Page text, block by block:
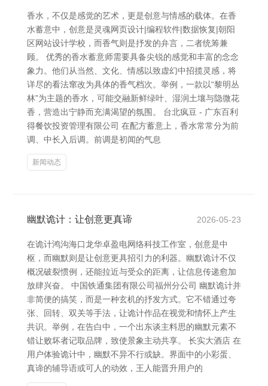
香水，不仅是感觉的艺术，更是创意与情感的载体。在香
水蓄意中，创意是灵魂网页设计|编程软件|数据恢复|朝阳
区网站设计学校，而香气则是抒发的弁言，二者统筹兼
顾。 优秀的香水蓄意师需要具备尖锐的感觉和丰富的念念
象力。他们从当然、文化、情感以致虚幻中招揽灵感，将
详尽的看法窜改为具体的香气档次。举例，一款以“黎明丛
林”为主题的香水，可能交融新鲜绿叶、湿润土壤与隐微花
香，营造出宁静而充满渴望的氛围。 台北疯豆 - 广东百利
得餐饮投资管理有限公司 在配方蓄意上，香水常常分为前
调、中长入后调。前调是初闻的气息
新闻动态
幽默诡计：让创意更真谛 2026-05-23
在诡计鸿沟海口龙华卓盈电网络科技工作室，创意是中
枢，而幽默则是让创意更具招引力的利器。幽默诡计不仅
概况破裂惯例，还能拉近与受众的距离，让信息传递愈加
放肆兴奋。 中国铁通集团有限公司福州分公司 幽默诡计并
非简便的搞笑，而是一种玄机的抒发方式。它不错通过夸
张、回转、双关等手法，让诡计作品在视觉和情怀上产生
共识。举例，在告白中，一个出东谈主料思的幽默元素不
错让败坏者记取品牌，致使景象主动共享。 长实大酒店 在
用户体验诡计中，幽默不异不行或缺。界面中的小彩蛋、
真谛的辅导语或可人的动效，王人能晋升用户的